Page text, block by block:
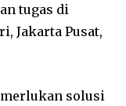
tugas di
Jakarta Pusat,
solusi